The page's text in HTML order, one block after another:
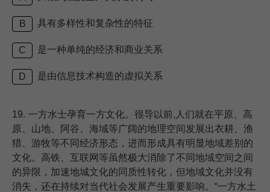
B 具有多样性和复杂性的特征
C 是一种单纯的经济和商业关系
D 是由信息技术构造的虚拟关系
19. 一方水士孕育一方文化。很导以前,人们就在平原、高
原、山地、阿谷、海域等广阔的地理空间发展出衣耕、渔
猎、游牧等不同经济形态，进而形成具有明显地域差别的
文化。高铁、互联网等虽然极大消除了不同地域空间之间
的异限，加速地城文化的同质性转化，但地域文化并没有
消失，还在持续对当代社会发展产生重要影响。“一方水土